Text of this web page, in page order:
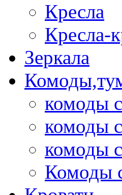
Кресла
Кресла-
Зеркала
комоды
комоды